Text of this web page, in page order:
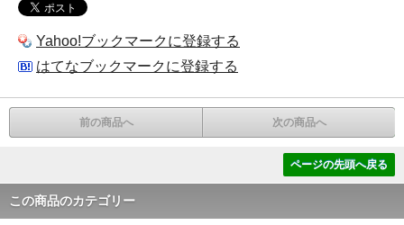
Yahoo!ブックマークに登録する
はてなブックマークに登録する
前の商品へ 次の商品へ
ページの先頭へ戻る
この商品のカテゴリー